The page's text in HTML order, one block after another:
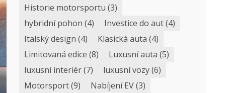
Historie motorsportu (3)
hybridní pohon (4) Investice do aut(4)
Italský design (4) Klasická auta (4)
Limitovaná edice (8) Luxusní auta (5)
luxusní interiér(7) luxusní vozy(6)
Motorsport(9) Nabíjení EV(3)